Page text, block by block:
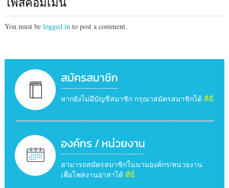
You must be logged into post a comment.
สมัครสมาชิก
หากยังไม่มีบัญชีสมาชิก กรุณาสมัครสมาชิกได้ ที่นี่
องค์กร / หน่วยงาน
สามารถสมัครสมาชิกในนามองค์กร/หน่วยงาน
เพื่อโพสงานอาสาได้ ที่นี่